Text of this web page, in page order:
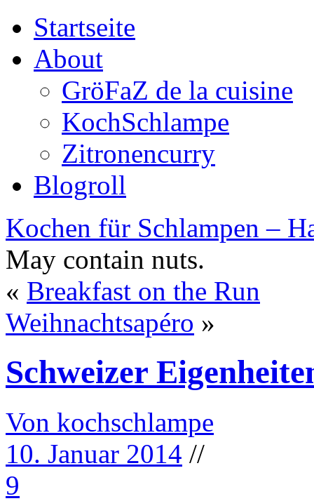
Startseite
About
GröFaZ de la cuisine
KochSchlampe
Zitronencurry
Blogroll
Kochen für Schlampen –
May contain nuts.
« Breakfast on the Run
Weihnachtsapéro »
Schweizer
Von kochschlampe
10. Januar 2014 //
9